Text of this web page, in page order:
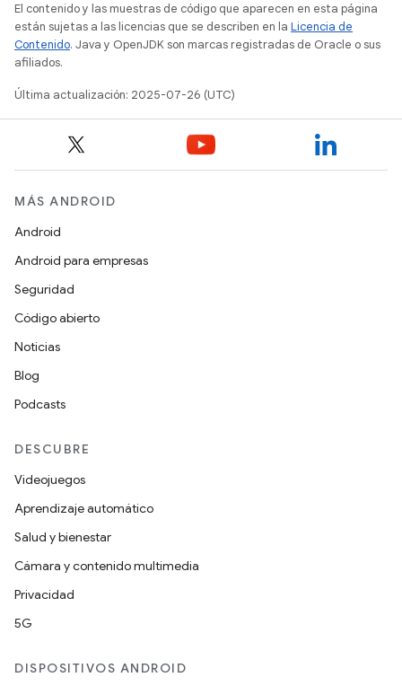
El contenido y las muestras de código que aparecen en esta página
están sujetas a las licencias que se describen en la Licencia de
Contenido. Java y OpenJDK son marcas registradas de Oracle o sus
afiliados.
Última actualización: 2025-07-26 (UTC)
MÁS ANDROID
Android
Android para empresas
Seguridad
Código abierto
Noticias
Blog
Podcasts
DESCUBRE
Videojuegos
Aprendizaje automático
Salud y bienestar
Cámara y contenido multimedia
Privacidad
5G
DISPOSITIVOS ANDROID